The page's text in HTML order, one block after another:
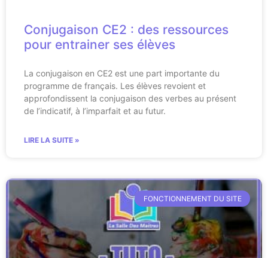
Conjugaison CE2 : des ressources
pour entrainer ses élèves
La conjugaison en CE2 est une part importante du
programme de français. Les élèves revoient et
approfondissent la conjugaison des verbes au présent
de l’indicatif, à l’imparfait et au futur.
LIRE LA SUITE »
FONCTIONNEMENT DU SITE